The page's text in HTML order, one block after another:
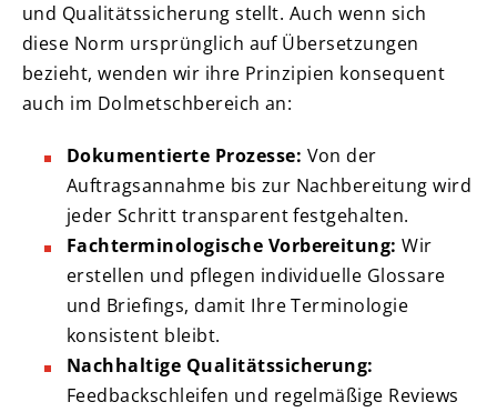
und Qualitätssicherung stellt. Auch wenn sich
diese Norm ursprünglich auf Übersetzungen
bezieht, wenden wir ihre Prinzipien konsequent
auch im Dolmetschbereich an:
Dokumentierte Prozesse: Von der
Auftragsannahme bis zur Nachbereitung wird
jeder Schritt transparent festgehalten.
Fachterminologische Vorbereitung: Wir
erstellen und pflegen individuelle Glossare
und Briefings, damit Ihre Terminologie
konsistent bleibt.
Nachhaltige Qualitätssicherung:
Feedbackschleifen und regelmäßige Reviews